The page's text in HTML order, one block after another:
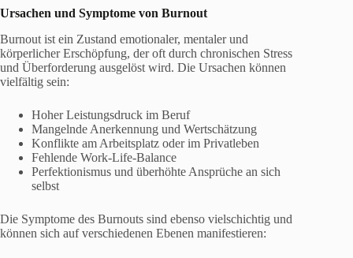
Ursachen und Symptome von Burnout
Burnout ist ein Zustand emotionaler, mentaler und
körperlicher Erschöpfung, der oft durch chronischen Stress
und Überforderung ausgelöst wird. Die Ursachen können
vielfältig sein:
Hoher Leistungsdruck im Beruf
Mangelnde Anerkennung und Wertschätzung
Konflikte am Arbeitsplatz oder im Privatleben
Fehlende Work-Life-Balance
Perfektionismus und überhöhte Ansprüche an sich
selbst
Die Symptome des Burnouts sind ebenso vielschichtig und
können sich auf verschiedenen Ebenen manifestieren: